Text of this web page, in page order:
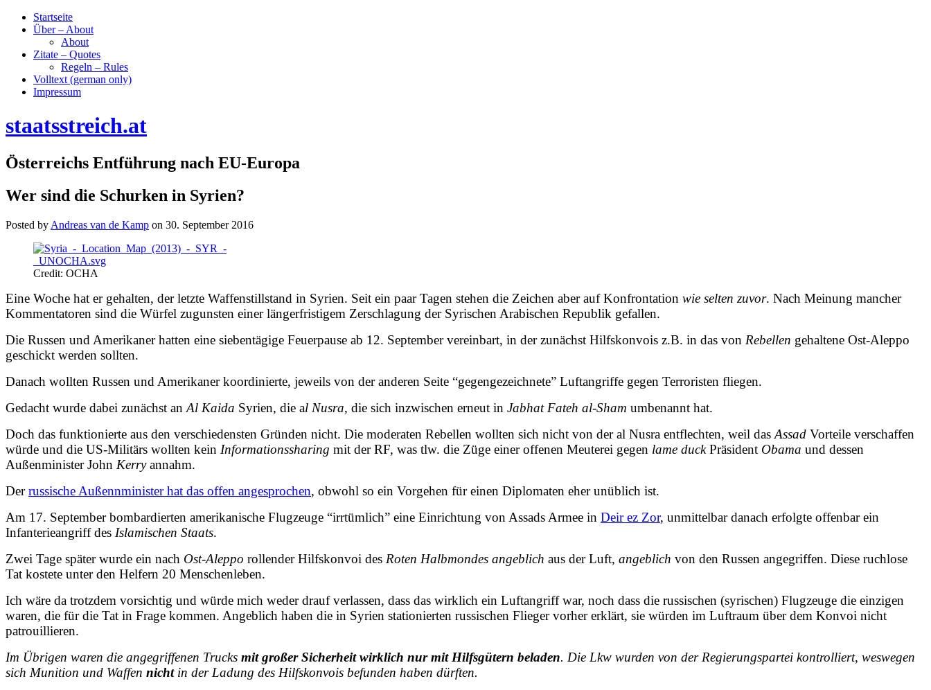
Startseite
Über – About
About
Zitate – Quotes
Regeln – Rules
Volltext (german only)
Impressum
staatsstreich.at
Österreichs Entführung nach EU-Europa
Wer sind die Schurken in Syrien?
Posted by Andreas van de Kamp on 30. September 2016
Credit: OCHA
Eine Woche hat er gehalten, der letzte Waffenstillstand in Syrien. Seit ein paar Tagen stehen die Zeichen aber auf Konfrontation wie selten zuvor. Nach Meinung mancher
Kommentatoren sind die Würfel zugunsten einer längerfristigem Zerschlagung der Syrischen Arabischen Republik gefallen.
Die Russen und Amerikaner hatten eine siebentägige Feuerpause ab 12. September vereinbart, in der zunächst Hilfskonvois z.B. in das von Rebellen gehaltene Ost-Aleppo
geschickt werden sollten.
Danach wollten Russen und Amerikaner koordinierte, jeweils von der anderen Seite “gegengezeichnete” Luftangriffe gegen Terroristen fliegen.
Gedacht wurde dabei zunächst an Al Kaida Syrien, die al Nusra, die sich inzwischen erneut in Jabhat Fateh al-Sham umbenannt hat.
Doch das funktionierte aus den verschiedensten Gründen nicht. Die moderaten Rebellen wollten sich nicht von der al Nusra entflechten, weil das Assad Vorteile verschaffen
würde und die US-Militärs wollten kein Informationssharing mit der RF, was tlw. die Züge einer offenen Meuterei gegen lame duckPräsident Obama und dessen
Außenminister John Kerryannahm.
Derrussische Außennminister hat das offen angesprochen, obwohl so ein Vorgehen für einen Diplomaten eher unüblich ist.
Am 17. September bombardierten amerikanische Flugzeuge “irrtümlich” eine Einrichtung von Assads Armee in Deir ez Zor, unmittelbar danach erfolgte offenbar ein
Infanterieangriff des Islamischen Staats.
Zwei Tage später wurde ein nach Ost-Aleppo rollender Hilfskonvoi des Roten Halbmondes angeblich aus der Luft, angeblich von den Russen angegriffen. Diese ruchlose
Tat kostete unter den Helfern 20 Menschenleben.
Ich wäre da trotzdem vorsichtig und würde mich weder drauf verlassen, dass das wirklich ein Luftangriff war, noch dass die russischen (syrischen) Flugzeuge die einzigen
waren, die für die Tat in Frage kommen. Angeblich haben die in Syrien stationierten russischen Flieger vorher erklärt, sie würden im Luftraum über dem Konvoi nicht
patrouillieren.
Im Übrigen waren die angegriffenen Trucks mit großer Sicherheit wirklich nur mit Hilfsgütern beladen. Die Lkw wurden von der Regierungspartei kontrolliert, weswegen
sich Munition und Waffen nichtin der Ladung des Hilfskonvois befunden haben dürften.